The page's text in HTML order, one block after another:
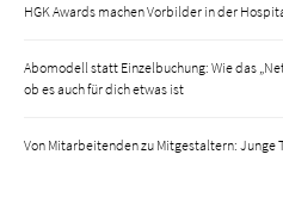
HGK Awards machen Vorbilder in der
Abomodell statt Einzelbuchung: Wie das
ob es auch für dich etwas ist
Von Mitarbeitenden zu Mitgestaltern: Junge